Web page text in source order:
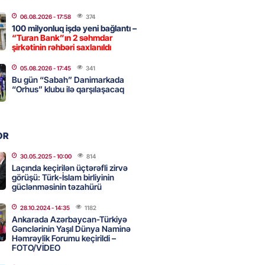
cərrahiyyə təhlükəsi:
- 18:31 427
tərəzi məntəqələrindən
- 18:00 171
görə rüşvət alan vəzifəli
məhkəməsi BAŞLAYIR
- 17:45
06.08.2026- 17:58 374
100 milyonluq işdə yeni bağlantı –
“Turan Bank”ın 2 səhmdar
şirkətinin rəhbəri saxlanıldı
05.08.2026- 17:45 341
Bu gün “Sabah” Danimarkada
“Orhus” klubu ilə qarşılaşacaq
30.05.2025- 10:00 814
Laçında keçirilən üçtərəfli zirvə
görüşü: Türk-İslam birliyinin
güclənməsinin təzahürü
28.10.2024- 14:35 1182
Ankarada Azərbaycan-Türkiyə
Gənclərinin Yaşıl Dünya Naminə
Həmrəylik Forumu keçirildi –
FOTO/VİDEO